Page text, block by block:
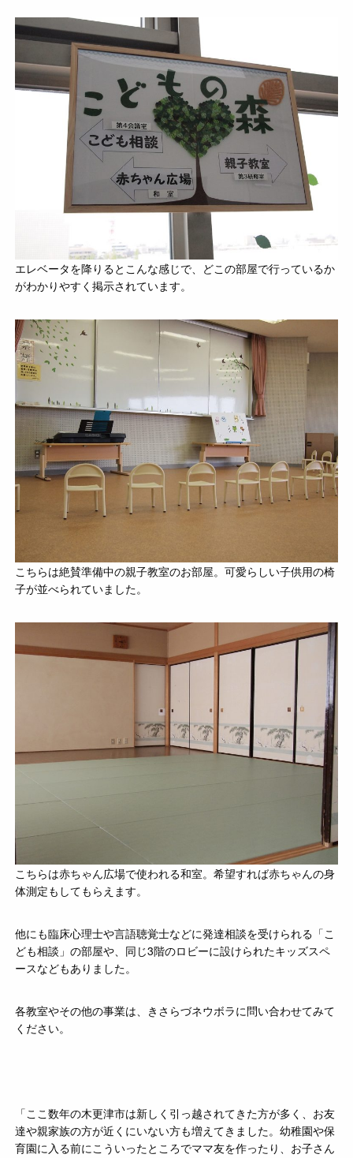
エレベータを降りるとこんな感じで、どこの部屋で行っているか
がわかりやすく掲示されています。
こちらは絶賛準備中の親子教室のお部屋。可愛らしい子供用の椅
子が並べられていました。
こちらは赤ちゃん広場で使われる和室。希望すれば赤ちゃんの身
体測定もしてもらえます。
他にも臨床心理士や言語聴覚士などに発達相談を受けられる「こ
ども相談」の部屋や、同じ3階のロビーに設けられたキッズスペ
ースなどもありました。
各教室やその他の事業は、きさらづネウボラに問い合わせてみて
ください。
「ここ数年の木更津市は新しく引っ越されてきた方が多く、お友
達や親家族の方が近くにいない方も増えてきました。幼稚園や保
育園に入る前にこういったところでママ友を作ったり、お子さん